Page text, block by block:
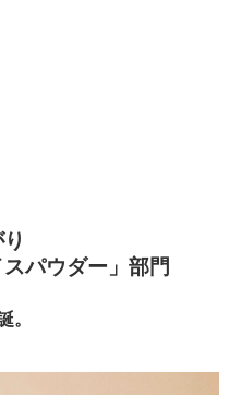
パウダー」部門
。